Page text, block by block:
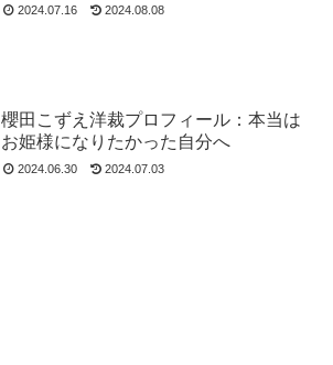
2024.07.16 2024.08.08
櫻田こずえ洋裁プロフィール：本当は
お姫様になりたかった自分へ
2024.06.30 2024.07.03